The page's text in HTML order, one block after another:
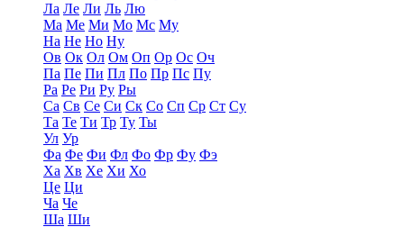
Ла Ле Ли Ль Лю
Ма Ме Ми Мо Мс Му
На Не Но Ну
Ов Ок Ол Ом Оп Ор Ос Оч
Па Пе Пи Пл По Пр Пс Пу
Ра Ре Ри Ру Ры
Са Св Се Си Ск Со Сп Ср Ст Су
Та Те Ти Тр Ту Ты
Ул Ур
Фа Фе Фи Фл Фо Фр Фу Фэ
Ха Хв Хе Хи Хо
Це Ци
Ча Че
Ша Ши